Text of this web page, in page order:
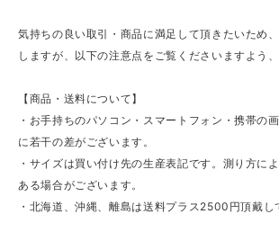
気持ちの良い取引・商品に満足して頂きたいため
しますが、以下の注意点をご覧くださいますよう
【商品・送料について】
・お手持ちのパソコン・スマートフォン・携帯の
に若干の差がございます。
・サイズは買い付け先の生産表記です。測り方に
ある場合がございます。
・北海道、沖縄、離島は送料プラス2500円頂戴し